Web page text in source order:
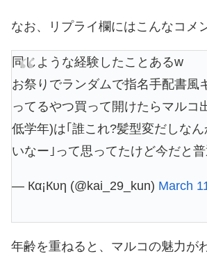
なお、リプライ欄にはこんなコメ
同じような経験したことあるw
お祭りでランダムで指名手配書風
ってるやつ買って開けたらマルコ
低学年)は｢誰これ?髪型変だしな
いなー｣って思ってたけど今だと普
— Кα¡Кυη (@kai_29_kun) March
年齢を重ねると、マルコの魅力が